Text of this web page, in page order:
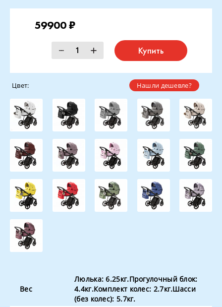
59900 ₽
Купить
Нашли дешевле?
Цвет:
Вес
Люлька: 6.25кг.Прогулочный блок:
4.4кг.Комплект колес: 2.7кг.Шасси
(без колес): 5.7кг.